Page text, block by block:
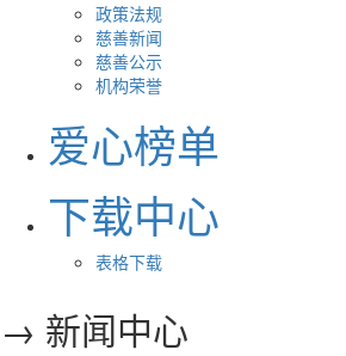
政策法规
慈善新闻
慈善公示
机构荣誉
爱心榜单
下载中心
表格下载
→ 新闻中心